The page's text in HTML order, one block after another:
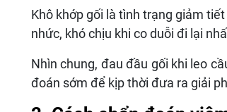
Khô khớp gối là tình trạng giảm
nhức, khó chịu khi co duỗi đi lại
Nhìn chung, đau đầu gối khi leo
đoán sớm để kịp thời đưa ra giải